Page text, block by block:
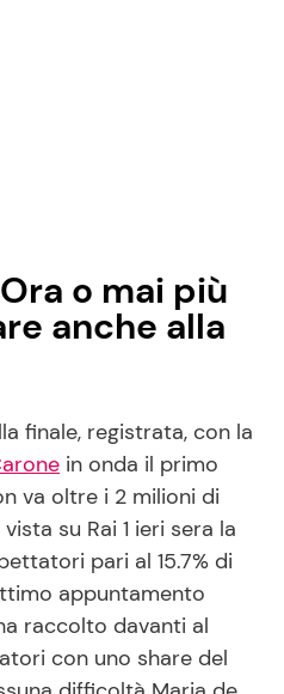
o mai più
anche alla
finale, registrata, con la
in onda il primo
va oltre i 2 milioni di
su Rai 1 ieri sera la
pari al 15.7% di
appuntamento
raccolto davanti al
con uno share del